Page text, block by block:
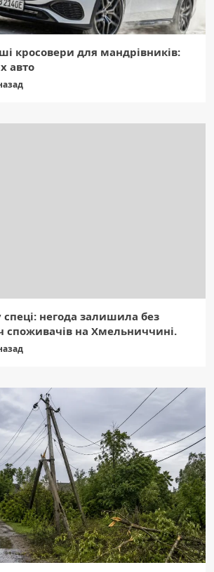
кросовери для мандрівників:
авто
спеці: негода залишила без
споживачів на Хмельниччині.